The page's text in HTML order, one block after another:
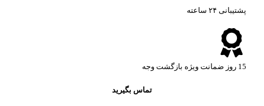
پشتیبانی ۲۴ ساعته​
15 روز ضمانت ویژه بازگشت وجه
تماس بگیرید